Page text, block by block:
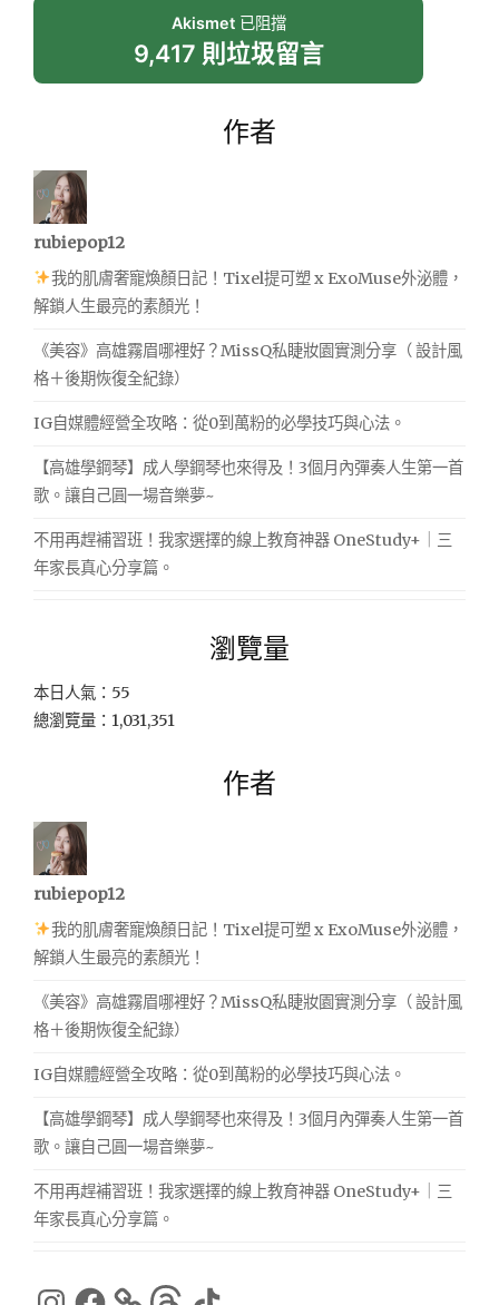
Akismet已阻擋
9,417 則垃圾留言
作者
rubiepop12
我的肌膚奢寵煥顏日記！Tixel提可塑 x ExoMuse外泌體，
解鎖人生最亮的素顏光！
《美容》高雄霧眉哪裡好？MissQ私睫妝園實測分享（ 設計風
格＋後期恢復全紀錄）
IG自媒體經營全攻略：從0到萬粉的必學技巧與心法。
【高雄學鋼琴】成人學鋼琴也來得及！3個月內彈奏人生第一首
歌。讓自己圓一場音樂夢~
不用再趕補習班！我家選擇的線上教育神器 OneStudy+｜三
年家長真心分享篇。
瀏覽量
本日人氣：55
總瀏覽量：1,031,351
作者
rubiepop12
我的肌膚奢寵煥顏日記！Tixel提可塑 x ExoMuse外泌體，
解鎖人生最亮的素顏光！
《美容》高雄霧眉哪裡好？MissQ私睫妝園實測分享（ 設計風
格＋後期恢復全紀錄）
IG自媒體經營全攻略：從0到萬粉的必學技巧與心法。
【高雄學鋼琴】成人學鋼琴也來得及！3個月內彈奏人生第一首
歌。讓自己圓一場音樂夢~
不用再趕補習班！我家選擇的線上教育神器 OneStudy+｜三
年家長真心分享篇。
Instagram
Facebook ThreadsTikTok